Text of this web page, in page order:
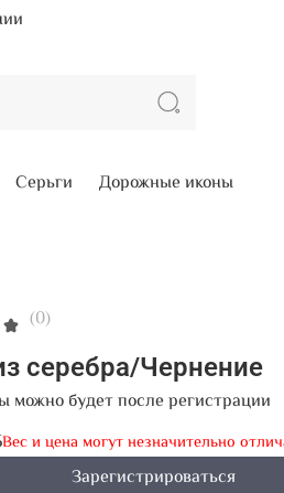
Серьги Дорожные иконы
(0)
серебра/Чернение
можно будет после регистрации
Вес и цена могут незначительно
Зарегистрироваться